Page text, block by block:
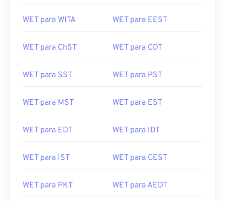
WET para WITA WET para EEST
WET para ChST WET para CDT
WET para SST WET para PST
WET para MST WET para EST
WET para EDT WET para IDT
WET para IST WET para CEST
WET para PKT WET para AEDT